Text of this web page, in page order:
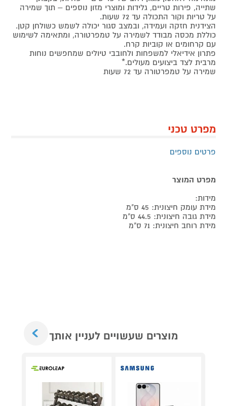
שתייה, פירות טריים, גלידות ומוצרי מזון נוספים – תוך שמירה
על טריות וקור התכולה עד 72 שעות.
הצידנית חזקה ועמידה, ובמצב סגור יכולה לשמש כשולחן קטן.
כוללת מכסה מבודד לשמירה על טמפרטורה, ומתאימה לשימוש
עם קרחומים או קוביות קרח.
פתרון אידיאלי למשפחות ולחובבי טיולים שמחפשים נוחות
מרבית לצד ביצועים מעולים.*
שמירה על טמפרטורה עד 72 שעות
מפרט טכני
פרטים נוספים
מפרט המוצר
מידות:
מידת עומק חיצונית: 45 ס"מ
מידת גובה חיצונית: 44.5 ס"מ
מידת רוחב חיצונית: 71 ס"מ
מוצרים שעשויים לעניין אותך